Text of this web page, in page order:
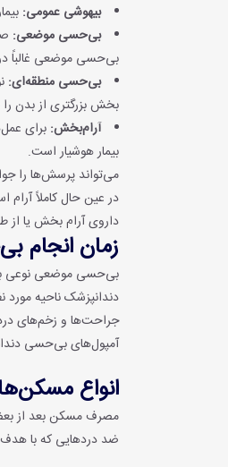
بیهوشی عمومی:
بی‌حسی موضعی:
بی‌حسی موضعی غالباً
بی‌حسی منطقه‌ای:
بخش بزرگتری از بدن
آرام‌بخش: برای
بیمار هوشیار است.
می‌تواند پرسش‌ها را
در عین حال کاملاً
داروی آرام بخش یا از
زمان
بی‌حسی موضعی نوعی
دندانپزشک ناحیه
جراحت‌ها و زخم‌های
آمپول‌های بی‌حسی
انواع
مصرف مسکن بعد از
ضد دردهایی که با هدف